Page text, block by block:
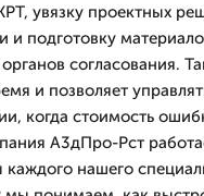
увязку проектных
и подготовку
согласования.
и позволяет
когда стоимость
А3дПро-Рст
нашего